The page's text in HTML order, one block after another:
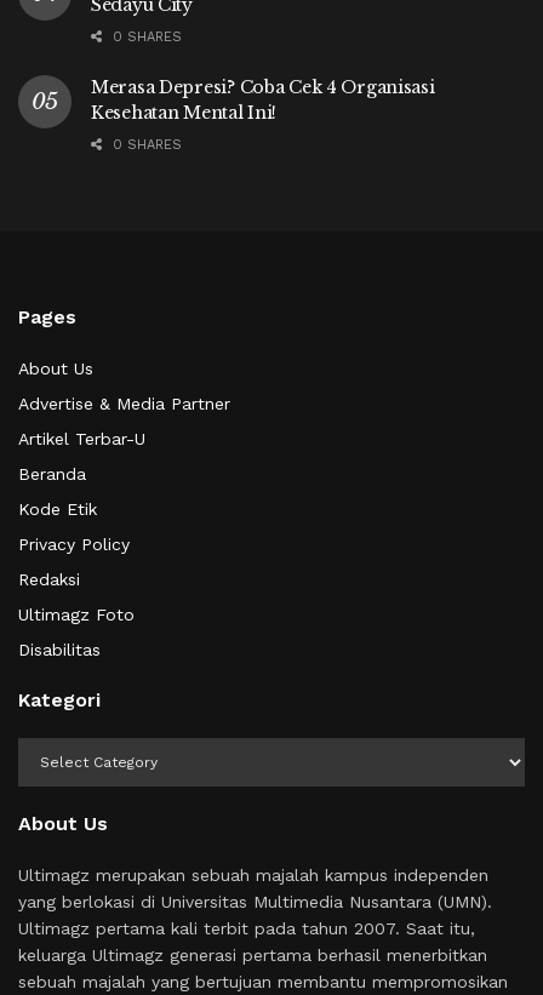
Sedayu City
0 SHARES
Merasa Depresi? Coba Cek 4 Organisasi
Kesehatan Mental Ini!
0 SHARES
Pages
About Us
Advertise & Media Partner
Artikel Terbar-U
Beranda
Kode Etik
Privacy Policy
Redaksi
Ultimagz Foto
Disabilitas
Kategori
About Us
Ultimagz merupakan sebuah majalah kampus independen
yang berlokasi di Universitas Multimedia Nusantara (UMN).
Ultimagz pertama kali terbit pada tahun 2007. Saat itu,
keluarga Ultimagz generasi pertama berhasil menerbitkan
sebuah majalah yang bertujuan membantu mempromosikan